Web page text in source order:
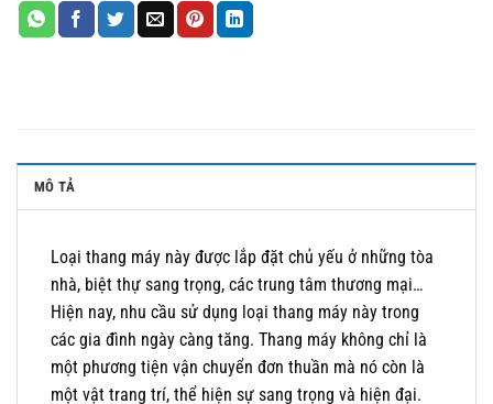
MÔ TẢ
Loại thang máy này được lắp đặt chủ yếu ở những tòa
nhà, biệt thự sang trọng, các trung tâm thương mại…
Hiện nay, nhu cầu sử dụng loại thang máy này trong
các gia đình ngày càng tăng. Thang máy không chỉ là
một phương tiện vận chuyển đơn thuần mà nó còn là
một vật trang trí, thể hiện sự sang trọng và hiện đại.